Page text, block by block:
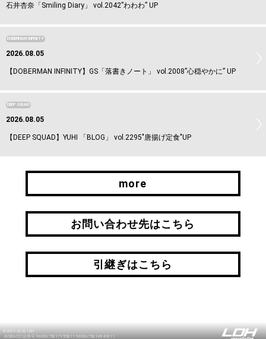
石井杏奈「Smiling Diary」 vol.2042”わわわ” UP
DOBERMAN INFINITY
2026.08.05
【DOBERMAN INFINITY】GS「落書きノート」 vol.2008”心穏やかに” UP
DEEP SQUAD
2026.08.05
【DEEP SQUAD】YUHI 「BLOG」 vol.2295"唐揚げ定食"UP
more
more
お問い合わせ先はこちら
お問い合わせ先はこちら
引継ぎはこちら
引継ぎはこちら
©2009-2026 LDH
JASRAC許諾番号 9008675017Y55011 9008675014Y41011